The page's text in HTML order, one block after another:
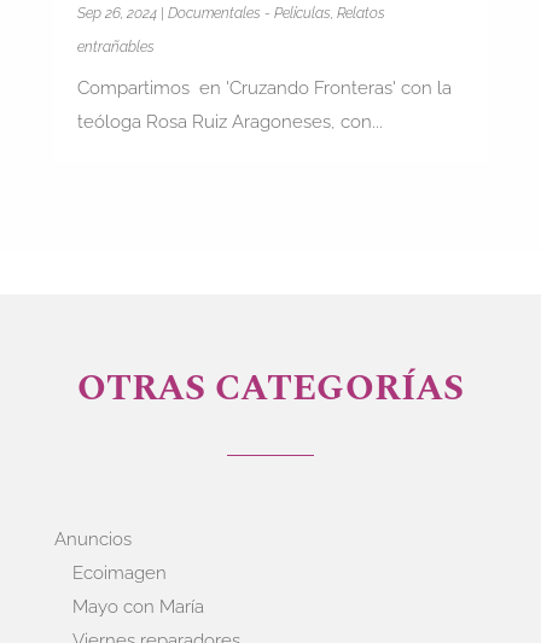
Sep 26, 2024| Documentales - Películas, Relatos
entrañables
Compartimos en 'Cruzando Fronteras' con la
teóloga Rosa Ruiz Aragoneses, con...
OTRAS CATEGORÍAS
Anuncios
Ecoimagen
Mayo con María